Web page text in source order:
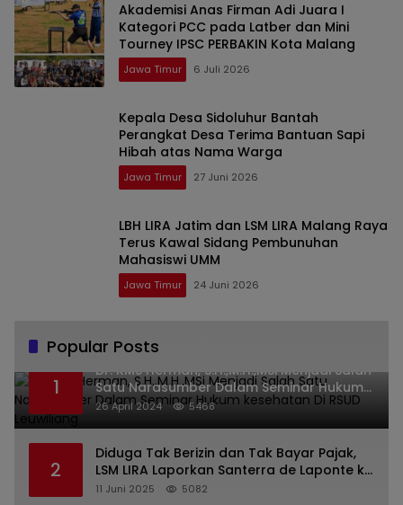
Akademisi Anas Firman Adi Juara I
Kategori PCC pada Latber dan Mini
Tourney IPSC PERBAKIN Kota Malang
Jawa Timur 6 Juli 2026
Kepala Desa Sidoluhur Bantah
Perangkat Desa Terima Bantuan Sapi
Hibah atas Nama Warga
Jawa Timur 27 Juni 2026
LBH LIRA Jatim dan LSM LIRA Malang Raya
Terus Kawal Sidang Pembunuhan
Mahasiswi UMM
Jawa Timur 24 Juni 2026
Popular Posts
1
Dr. KMS Herman, S.H.,M.H.,MSi Menjadi Salah
Satu Narasumber Dalam Seminar Hukum
kesehatan Di RSUD Leuwiliang
26 April 2024 5468
2
Diduga Tak Berizin dan Tak Bayar Pajak,
LSM LIRA Laporkan Santerra de Laponte ke
Kejaksaan Kota Batu
11 Juni 2025 5082